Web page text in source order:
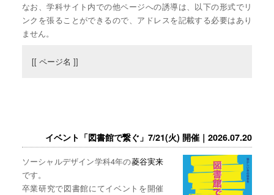
なお、学科サイト内での他ページへの誘導は、以下の形式でリ
ンクを張ることができるので、アドレスを記載する必要はあり
ません。
[[ ページ名 ]]
イベント「図書館で繋ぐ」7/21(火) 開催｜2026.07.20
ソーシャルデザイン学科4年の菱谷実来
です。
卒業研究で図書館にてイベントを開催